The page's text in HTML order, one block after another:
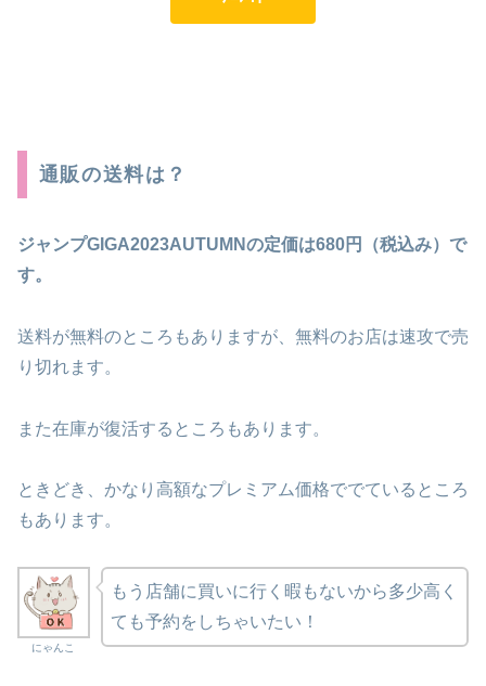
通販の送料は？
ジャンプGIGA2023AUTUMNの定価は680円（税込み）で
す。
送料が無料のところもありますが、無料のお店は速攻で売
り切れます。
また在庫が復活するところもあります。
ときどき、かなり高額なプレミアム価格ででているところ
もあります。
にゃんこ
もう店舗に買いに行く暇もないから多少高く
ても予約をしちゃいたい！